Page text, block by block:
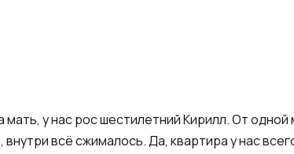
мать, у нас рос шестилетний Кирилл. От
всё сжималось. Да, квартира у нас